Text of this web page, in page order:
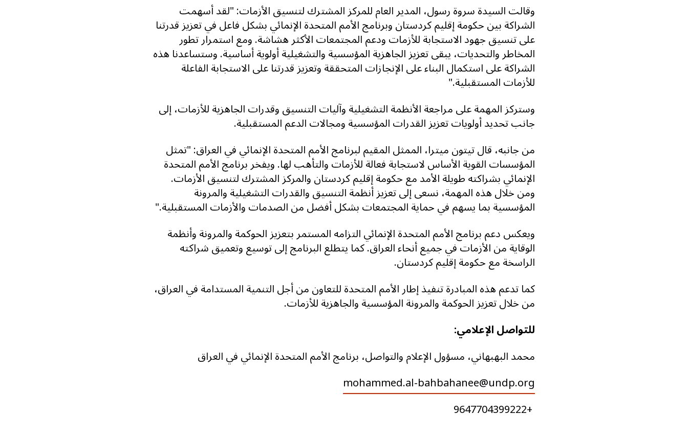
وقالت السيدة سروة رسول، المدير العام للمركز المشترك لتنسيق الأزمات: "لقد أسهمت
الشراكة بين حكومة إقليم كردستان وبرنامج الأمم المتحدة الإنمائي بشكل فاعل في تعزيز قدرتنا
على تنسيق جهود الاستجابة للأزمات ودعم المجتمعات الأكثر هشاشة. ومع استمرار تطور
المخاطر والتحديات، يبقى تعزيز الجاهزية المؤسسية والتشغيلية أولوية أساسية. وستساعدنا هذه
الشراكة على استكمال البناء على الإنجازات المتحققة وتعزيز قدرتنا على الاستجابة الفاعلة
للأزمات المستقبلية."
وستركز المهمة على مراجعة الأنظمة التشغيلية وآليات التنسيق وقدرات الجاهزية للأزمات، إلى
جانب تحديد أولويات تعزيز القدرات المؤسسية ومجالات الدعم المستقبلية.
من جانبه، قال تيتون ميترا، الممثل المقيم لبرنامج الأمم المتحدة الإنمائي في العراق: "تمثل
المؤسسات القوية الأساس لاستجابة فعالة للأزمات والتأهب لها. ويفخر برنامج الأمم المتحدة
الإنمائي بشراكته طويلة الأمد مع حكومة إقليم كردستان والمركز المشترك لتنسيق الأزمات.
ومن خلال هذه المهمة، نسعى إلى تعزيز أنظمة التنسيق والقدرات التشغيلية والمرونة
المؤسسية بما يسهم في حماية المجتمعات بشكل أفضل من الصدمات والأزمات المستقبلية."
ويعكس دعم برنامج الأمم المتحدة الإنمائي التزامه المستمر بتعزيز الحوكمة والمرونة وأنظمة
الوقاية من الأزمات في جميع أنحاء العراق. كما يتطلع البرنامج إلى توسيع وتعميق شراكته
الراسخة مع حكومة إقليم كردستان.
كما تدعم هذه المبادرة تنفيذ إطار الأمم المتحدة للتعاون من أجل التنمية المستدامة في العراق،
من خلال تعزيز الحوكمة والمرونة المؤسسية والجاهزية للأزمات.
للتواصل الإعلامي:
محمد البهبهاني، مسؤول الإعلام والتواصل، برنامج الأمم المتحدة الإنمائي في العراق
mohammed.al-bahbahanee@undp.org
+9647704399222